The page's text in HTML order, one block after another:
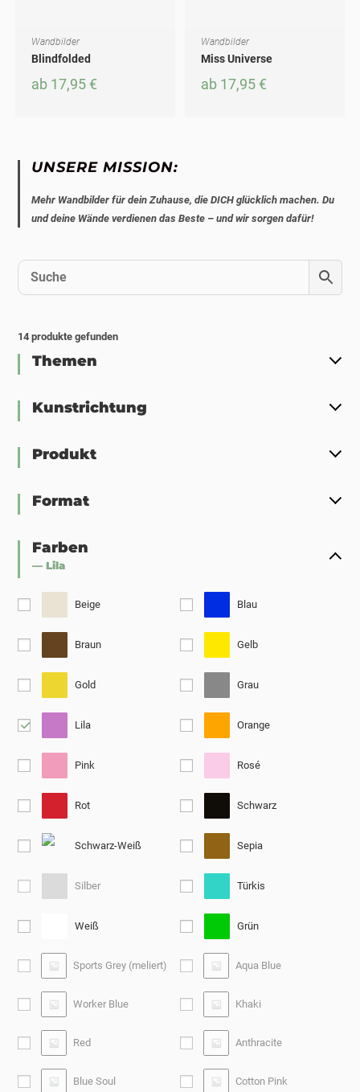
AUSFÜHRUNG WÄHLEN
Wandbilder
Blindfolded
ab 17,95 €
AUSFÜHRUNG WÄHLEN
Wandbilder
Miss Universe
ab 17,95 €
UNSERE MISSION:
Mehr Wandbilder für dein Zuhause, die DICH glücklich machen. Du
und deine Wände verdienen das Beste – und wir sorgen dafür!
14 produkte gefunden
Themen
Kunstrichtung
Produkt
Format
Farben
— Lila
Beige Blau
Braun Gelb
Gold Grau
Lila Orange
Pink Rosé
Rot Schwarz
Schwarz-Weiß Sepia
Silber Türkis
Weiß Grün
Sports Grey (meliert) Aqua Blue
Worker Blue Khaki
Red Anthracite
Blue Soul Cotton Pink